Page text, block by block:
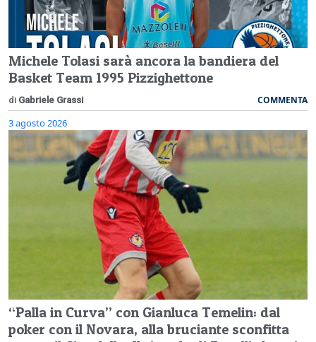
Michele Tolasi sarà ancora la bandiera del
Basket Team 1995 Pizzighettone
di Gabriele Grassi COMMENTA
3 agosto 2026
“Palla in Curva” con Gianluca Temelin: dal
poker con il Novara, alla bruciante sconfitta